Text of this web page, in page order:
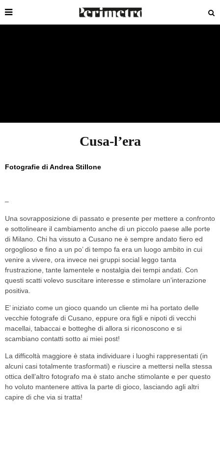
Cusa-l’era
Fotografie di Andrea Stillone
–
Una sovrapposizione di passato e presente per mettere a confronto
e sottolineare il cambiamento anche di un piccolo paese alle porte
di Milano. Chi ha vissuto a Cusano ne è sempre andato fiero ed
orgoglioso e fino a un po’ di tempo fa era un luogo ambito in cui
venire a vivere, ora invece nei gruppi social leggo tanta
frustrazione, tante lamentele e nostalgia dei tempi andati. Con
questi scatti volevo suscitare interesse e stimolare un’interazione
positiva.
E’ iniziato come un gioco quando un cliente mi ha portato delle
vecchie fotografe di Cusano, eppure ora figli e nipoti di vecchi
macellai, tabaccai e botteghe di allora si riconoscono e si
scambiano contatti sotto ai miei post!
La difficoltà maggiore è stata individuare i luoghi rappresentati (in
alcuni casi totalmente trasformati) e riuscire a mettersi nella stessa
ottica dell’altro fotografo ma è stato anche stimolante e per questo
ho voluto mantenere attiva la parte di gioco, lasciando agli altri
capire di che via si tratta!